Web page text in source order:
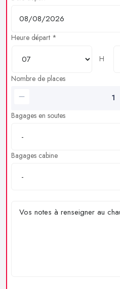
Heure départ *
H
Nombre de places
Bagages en soutes
Bagages cabine